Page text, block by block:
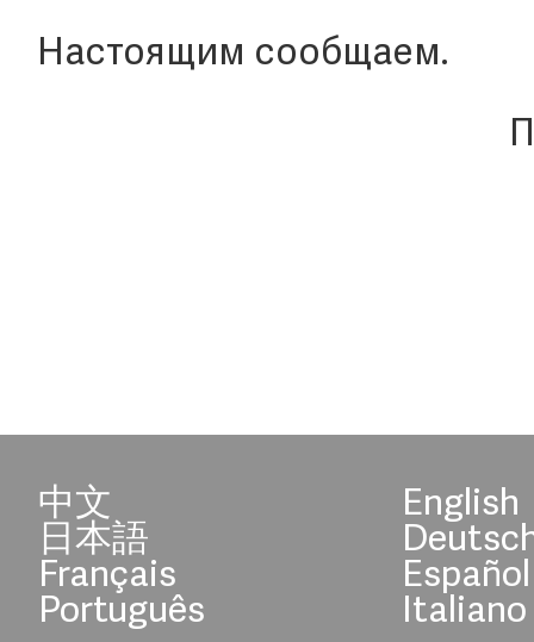
Настоящим сообщаем.
中文 English
日本語
Français Español
Português Italiano